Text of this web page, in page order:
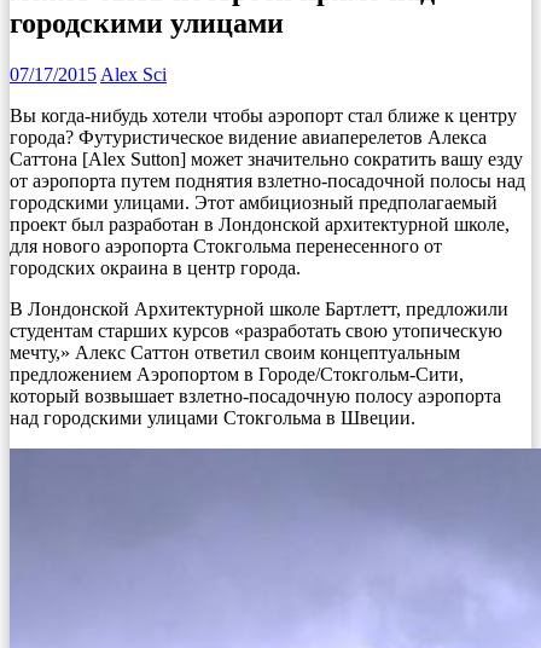
городскими улицами
07/17/2015 Alex Sci
Вы когда-нибудь хотели чтобы аэропорт стал ближе к центру
города? Футуристическое видение авиаперелетов Алекса
Саттона [Alex Sutton] может значительно сократить вашу езду
от аэропорта путем поднятия взлетно-посадочной полосы над
городскими улицами. Этот амбициозный предполагаемый
проект был разработан в Лондонской архитектурной школе,
для нового аэропорта Стокгольма перенесенного от
городских окраина в центр города.
В Лондонской Архитектурной школе Бартлетт, предложили
студентам старших курсов «разработать свою утопическую
мечту,» Алекс Саттон ответил своим концептуальным
предложением Аэропортом в Городе/Стокгольм-Сити,
который возвышает взлетно-посадочную полосу аэропорта
над городскими улицами Стокгольма в Швеции.